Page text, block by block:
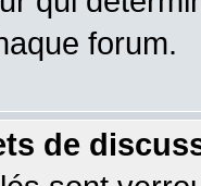
forum.
de